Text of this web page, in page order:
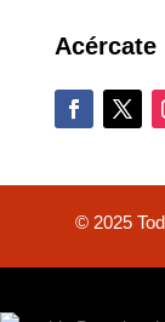
Acércate
© 2025